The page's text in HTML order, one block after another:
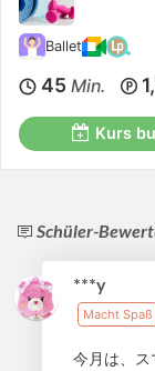
Ballet
45 Min.
Kurs
Schüler-
***y
Macht Spaß
今月は、